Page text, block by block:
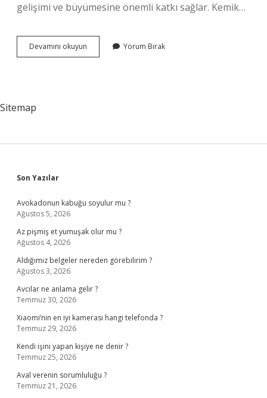
gelişimi ve büyümesine önemli katkı sağlar. Kemik…
Devamını okuyun
Kaynaması
Yorum Bırak
Sitemap
Sidebar
Son Yazılar
Avokadonun kabuğu soyulur mu ?
Ağustos 5, 2026
Az pişmiş et yumuşak olur mu ?
Ağustos 4, 2026
Aldığımız belgeler nereden görebilirim ?
Ağustos 3, 2026
Avcılar ne anlama gelir ?
Temmuz 30, 2026
Xiaomi’nin en iyi kamerası hangi telefonda ?
Temmuz 29, 2026
Kendi işini yapan kişiye ne denir ?
Temmuz 25, 2026
Aval verenin sorumluluğu ?
Temmuz 21, 2026